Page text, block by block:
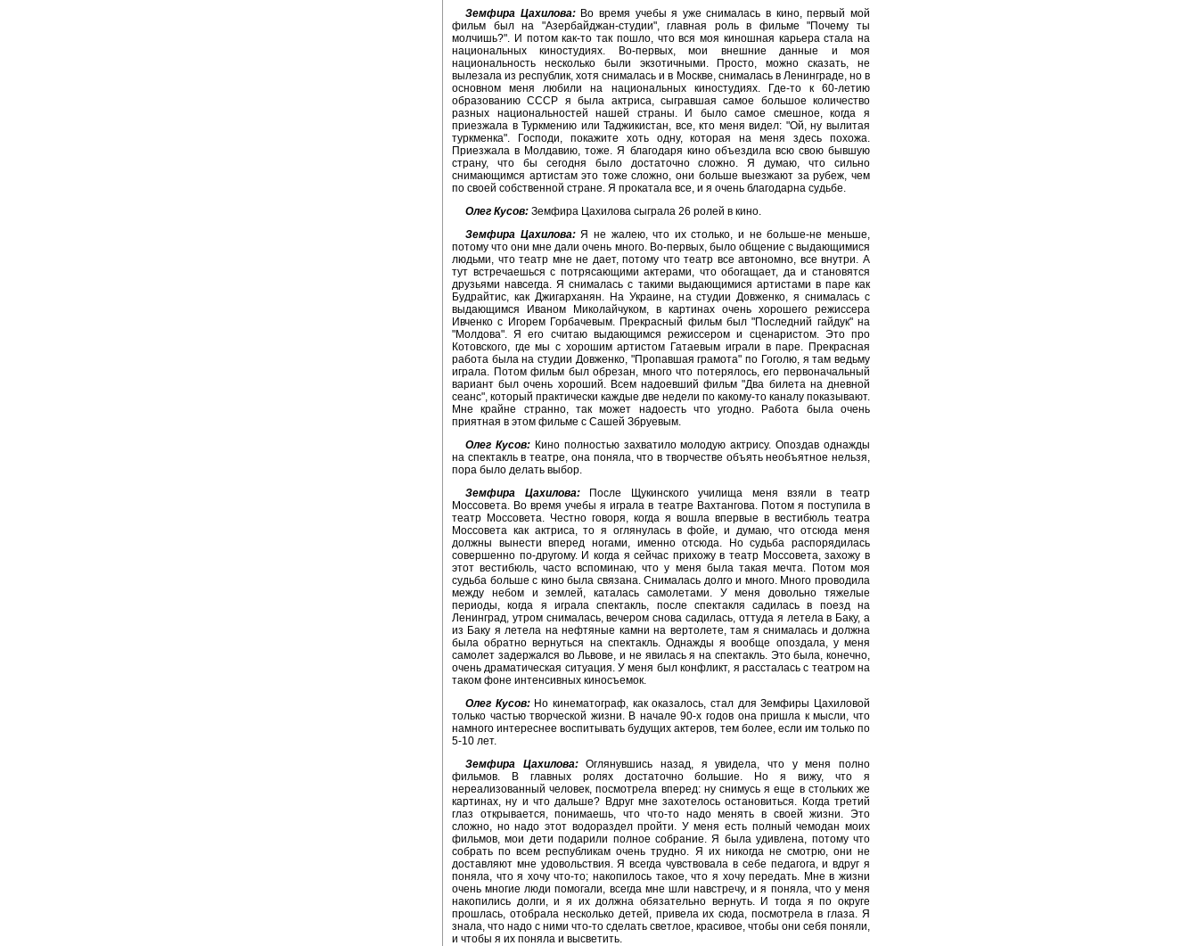
Земфира Цахилова:Во время учебы я уже снималась в кино, первый мой
фильм был на "Азербайджан-студии", главная роль в фильме "Почему ты
молчишь?". И потом как-то так пошло, что вся моя киношная карьера стала на
национальных киностудиях. Во-первых, мои внешние данные и моя
национальность несколько были экзотичными. Просто, можно сказать, не
вылезала из республик, хотя снималась и в Москве, снималась в Ленинграде, но в
основном меня любили на национальных киностудиях. Где-то к 60-летию
образованию СССР я была актриса, сыгравшая самое большое количество
разных национальностей нашей страны. И было самое смешное, когда я
приезжала в Туркмению или Таджикистан, все, кто меня видел: "Ой, ну вылитая
туркменка". Господи, покажите хоть одну, которая на меня здесь похожа.
Приезжала в Молдавию, тоже. Я благодаря кино объездила всю свою бывшую
страну, что бы сегодня было достаточно сложно. Я думаю, что сильно
снимающимся артистам это тоже сложно, они больше выезжают за рубеж, чем
по своей собственной стране. Я прокатала все, и я очень благодарна судьбе.
Олег Кусов: Земфира Цахилова сыграла 26 ролей в кино.
Земфира Цахилова:Я не жалею, что их столько, и не больше-не меньше,
потому что они мне дали очень много. Во-первых, было общение с выдающимися
людьми, что театр мне не дает, потому что театр все автономно, все внутри. А
тут встречаешься с потрясающими актерами, что обогащает, да и становятся
друзьями навсегда. Я снималась с такими выдающимися артистами в паре как
Будрайтис, как Джигарханян. На Украине, на студии Довженко, я снималась с
выдающимся Иваном Миколайчуком, в картинах очень хорошего режиссера
Ивченко с Игорем Горбачевым. Прекрасный фильм был "Последний гайдук" на
"Молдова". Я его считаю выдающимся режиссером и сценаристом. Это про
Котовского, где мы с хорошим артистом Гатаевым играли в паре. Прекрасная
работа была на студии Довженко, "Пропавшая грамота" по Гоголю, я там ведьму
играла. Потом фильм был обрезан, много что потерялось, его первоначальный
вариант был очень хороший. Всем надоевший фильм "Два билета на дневной
сеанс", который практически каждые две недели по какому-то каналу показывают.
Мне крайне странно, так может надоесть что угодно. Работа была очень
приятная в этом фильме с Сашей Збруевым.
Олег Кусов:Кино полностью захватило молодую актрису. Опоздав однажды
на спектакль в театре, она поняла, что в творчестве объять необъятное нельзя,
пора было делать выбор.
Земфира Цахилова:После Щукинского училища меня взяли в театр
Моссовета. Во время учебы я играла в театре Вахтангова. Потом я поступила в
театр Моссовета. Честно говоря, когда я вошла впервые в вестибюль театра
Моссовета как актриса, то я оглянулась в фойе, и думаю, что отсюда меня
должны вынести вперед ногами, именно отсюда. Но судьба распорядилась
совершенно по-другому. И когда я сейчас прихожу в театр Моссовета, захожу в
этот вестибюль, часто вспоминаю, что у меня была такая мечта. Потом моя
судьба больше с кино была связана. Снималась долго и много. Много проводила
между небом и землей, каталась самолетами. У меня довольно тяжелые
периоды, когда я играла спектакль, после спектакля садилась в поезд на
Ленинград, утром снималась, вечером снова садилась, оттуда я летела в Баку, а
из Баку я летела на нефтяные камни на вертолете, там я снималась и должна
была обратно вернуться на спектакль. Однажды я вообще опоздала, у меня
самолет задержался во Львове, и не явилась я на спектакль. Это была, конечно,
очень драматическая ситуация. У меня был конфликт, я рассталась с театром на
таком фоне интенсивных киносъемок.
Олег Кусов:Но кинематограф, как оказалось, стал для Земфиры Цахиловой
только частью творческой жизни. В начале 90-х годов она пришла к мысли, что
намного интереснее воспитывать будущих актеров, тем более, если им только по
5-10 лет.
Земфира Цахилова:Оглянувшись назад, я увидела, что у меня полно
фильмов. В главных ролях достаточно большие. Но я вижу, что я
нереализованный человек, посмотрела вперед: ну снимусь я еще в стольких же
картинах, ну и что дальше? Вдруг мне захотелось остановиться. Когда третий
глаз открывается, понимаешь, что что-то надо менять в своей жизни. Это
сложно, но надо этот водораздел пройти. У меня есть полный чемодан моих
фильмов, мои дети подарили полное собрание. Я была удивлена, потому что
собрать по всем республикам очень трудно. Я их никогда не смотрю, они не
доставляют мне удовольствия. Я всегда чувствовала в себе педагога, и вдруг я
поняла, что я хочу что-то; накопилось такое, что я хочу передать. Мне в жизни
очень многие люди помогали, всегда мне шли навстречу, и я поняла, что у меня
накопились долги, и я их должна обязательно вернуть. И тогда я по округе
прошлась, отобрала несколько детей, привела их сюда, посмотрела в глаза. Я
знала, что надо с ними что-то сделать светлое, красивое, чтобы они себя поняли,
и чтобы я их поняла и высветить.